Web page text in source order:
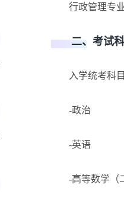
行政管理专业
二、考试科
入学统考科目
-政治
-英语
-高等数学（二